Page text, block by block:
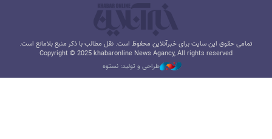
تمامی حقوق این سایت برای خبرآنلاین محفوظ است. نقل مطالب با ذکر منبع بلامانع است.
Copyright © 2025 khabaronline News Agancy, All rights reserved
طراحی و تولید: نستوه